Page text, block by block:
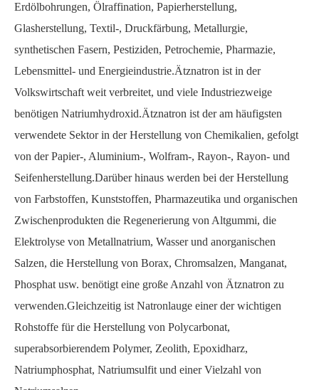
Erdölbohrungen, Ölraffination, Papierherstellung,
Glasherstellung, Textil-, Druckfärbung, Metallurgie,
synthetischen Fasern, Pestiziden, Petrochemie, Pharmazie,
Lebensmittel- und Energieindustrie.Ätznatron ist in der
Volkswirtschaft weit verbreitet, und viele Industriezweige
benötigen Natriumhydroxid.Ätznatron ist der am häufigsten
verwendete Sektor in der Herstellung von Chemikalien, gefolgt
von der Papier-, Aluminium-, Wolfram-, Rayon-, Rayon- und
Seifenherstellung.Darüber hinaus werden bei der Herstellung
von Farbstoffen, Kunststoffen, Pharmazeutika und organischen
Zwischenprodukten die Regenerierung von Altgummi, die
Elektrolyse von Metallnatrium, Wasser und anorganischen
Salzen, die Herstellung von Borax, Chromsalzen, Manganat,
Phosphat usw. benötigt eine große Anzahl von Ätznatron zu
verwenden.Gleichzeitig ist Natronlauge einer der wichtigen
Rohstoffe für die Herstellung von Polycarbonat,
superabsorbierendem Polymer, Zeolith, Epoxidharz,
Natriumphosphat, Natriumsulfit und einer Vielzahl von